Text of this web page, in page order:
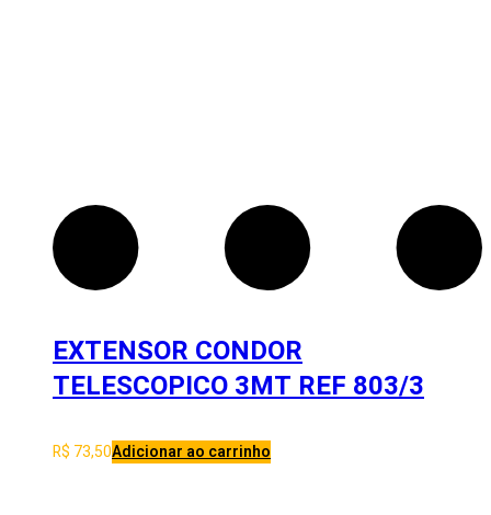
EXTENSOR CONDOR
TELESCOPICO 3MT REF 803/3
R$ 73,50Adicionar ao carrinho